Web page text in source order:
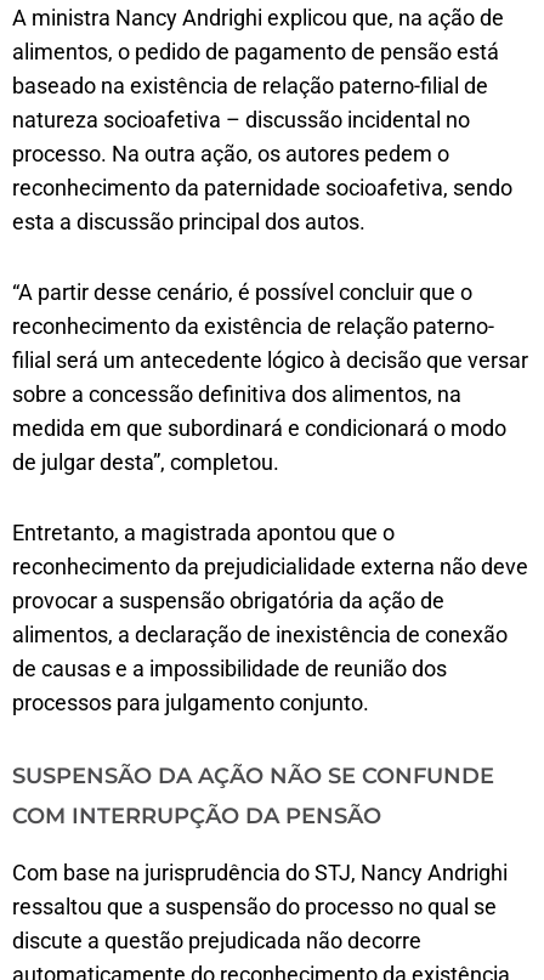
A ministra Nancy Andrighi explicou que, na ação de
alimentos, o pedido de pagamento de pensão está
baseado na existência de relação paterno-filial de
natureza socioafetiva – discussão incidental no
processo. Na outra ação, os autores pedem o
reconhecimento da paternidade socioafetiva, sendo
esta a discussão principal dos autos.
“A partir desse cenário, é possível concluir que o
reconhecimento da existência de relação paterno-
filial será um antecedente lógico à decisão que versar
sobre a concessão definitiva dos alimentos, na
medida em que subordinará e condicionará o modo
de julgar desta”, completou.
Entretanto, a magistrada apontou que o
reconhecimento da prejudicialidade externa não deve
provocar a suspensão obrigatória da ação de
alimentos, a declaração de inexistência de conexão
de causas e a impossibilidade de reunião dos
processos para julgamento conjunto.
SUSPENSÃO DA AÇÃO NÃO SE CONFUNDE
COM INTERRUPÇÃO DA PENSÃO
Com base na jurisprudência do STJ, Nancy Andrighi
ressaltou que a suspensão do processo no qual se
discute a questão prejudicada não decorre
automaticamente do reconhecimento da existência